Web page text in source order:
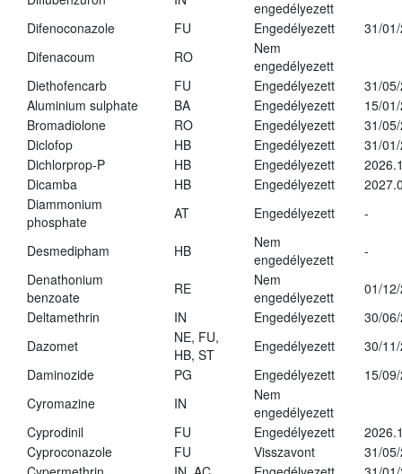
engedélyezett
Difenoconazole
FU Engedélyezett
31/
Difenacoum
RO
Nem
engedélyezett
Diethofencarb
FU Engedélyezett
31/
Aluminium sulphate
BA Engedélyezett
15/
Bromadiolone
RO Engedélyezett
31/
Diclofop
HB Engedélyezett
31/
Dichlorprop-P
HB Engedélyezett
Dicamba
HB Engedélyezett
Diammonium
phosphate
AT Engedélyezett -
Desmedipham HB
Nem
engedélyezett
-
Denathonium
benzoate
RE
Nem
engedélyezett
01/
Deltamethrin
IN Engedélyezett
30/
Dazomet
NE, FU,
HB, ST
Engedélyezett
30/
Daminozide
PG Engedélyezett
15/
Cyromazine
IN
Nem
engedélyezett
Cyprodinil
FU Engedélyezett
Cyproconazole
FU Visszavont
31/